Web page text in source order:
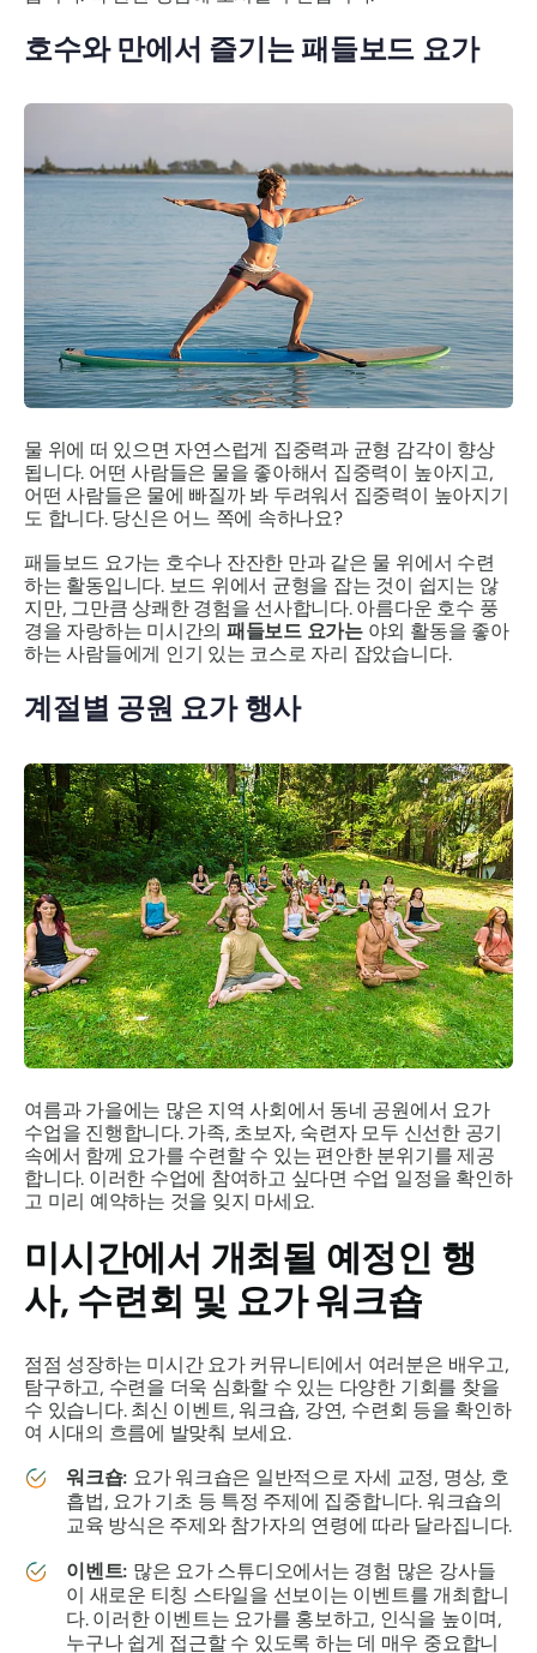
호수와 만에서 즐기는 패들보드 요가
물 위에 떠 있으면 자연스럽게 집중력과 균형 감각이 향상
됩니다. 어떤 사람들은 물을 좋아해서 집중력이 높아지고,
어떤 사람들은 물에 빠질까 봐 두려워서 집중력이 높아지기
도 합니다. 당신은 어느 쪽에 속하나요?
패들보드 요가는 호수나 잔잔한 만과 같은 물 위에서 수련
하는 활동입니다. 보드 위에서 균형을 잡는 것이 쉽지는 않
지만, 그만큼 상쾌한 경험을 선사합니다. 아름다운 호수 풍
경을 자랑하는 미시간의 패들보드 요가는 야외 활동을 좋아
하는 사람들에게 인기 있는 코스로 자리 잡았습니다.
계절별 공원 요가 행사
여름과 가을에는 많은 지역 사회에서 동네 공원에서 요가
수업을 진행합니다. 가족, 초보자, 숙련자 모두 신선한 공기
속에서 함께 요가를 수련할 수 있는 편안한 분위기를 제공
합니다. 이러한 수업에 참여하고 싶다면 수업 일정을 확인하
고 미리 예약하는 것을 잊지 마세요.
미시간에서 개최될 예정인 행
사, 수련회 및 요가 워크숍
점점 성장하는 미시간 요가 커뮤니티에서 여러분은 배우고,
탐구하고, 수련을 더욱 심화할 수 있는 다양한 기회를 찾을
수 있습니다. 최신 이벤트, 워크숍, 강연, 수련회 등을 확인하
여 시대의 흐름에 발맞춰 보세요.
워크숍: 요가 워크숍은 일반적으로 자세 교정, 명상, 호
흡법, 요가 기초 등 특정 주제에 집중합니다. 워크숍의
교육 방식은 주제와 참가자의 연령에 따라 달라집니다.
이벤트: 많은 요가 스튜디오에서는 경험 많은 강사들
이 새로운 티칭 스타일을 선보이는 이벤트를 개최합니
다. 이러한 이벤트는 요가를 홍보하고, 인식을 높이며,
누구나 쉽게 접근할 수 있도록 하는 데 매우 중요합니